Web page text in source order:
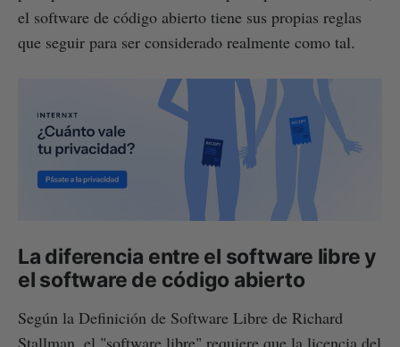
el software de código abierto tiene sus propias reglas
que seguir para ser considerado realmente como tal.
La diferencia entre el software libre y
el software de código abierto
Según la Definición de Software Libre de Richard
Stallman, el "software libre" requiere que la licencia del